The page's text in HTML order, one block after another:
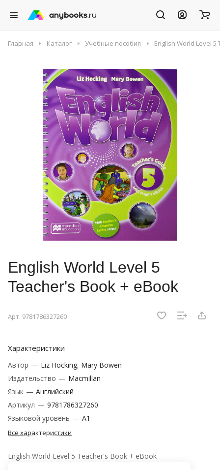
Главная Каталог Учебные пособия English World Level
English World Level 5
Teacher's Book + eBook
Арт. 9781786327260
Характеристики
Автор — Liz Hocking, Mary Bowen
Издательство — Macmillan
Язык — Английский
Артикул — 9781786327260
Языковой уровень — A1
Все характеристики
English World Level 5 Teacher's Book + eBook